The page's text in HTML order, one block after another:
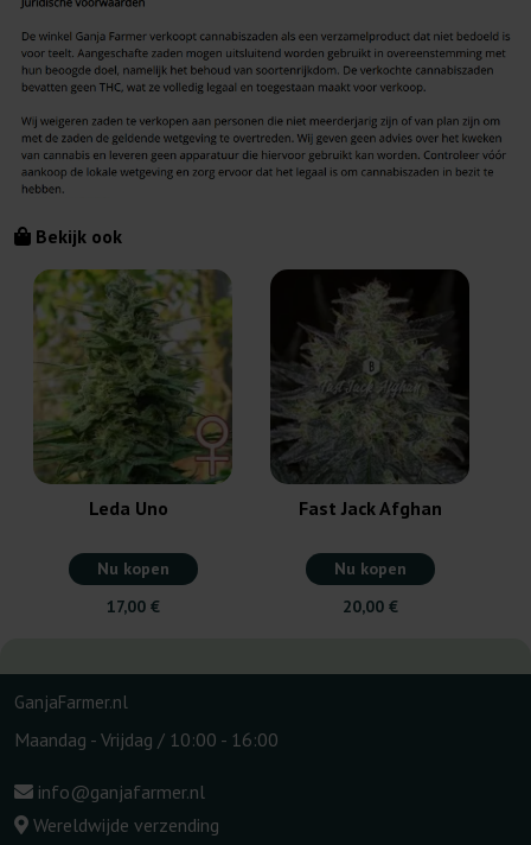
Bekijk ook
Leda Uno
Nu kopen
17,00 €
Fast Jack Afghan
Nu kopen
20,00 €
GanjaFarmer.nl
Maandag - Vrijdag / 10:00 - 16:00
info@ganjafarmer.nl
Wereldwijde verzending